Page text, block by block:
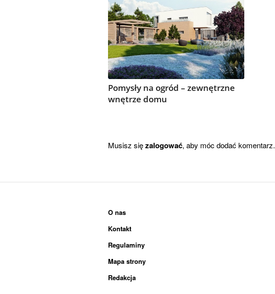
Pomysły na ogród – zewnętrzne
wnętrze domu
Musisz sięzalogować, aby móc dodać komentarz.
O nas
Kontakt
Regulaminy
Mapa strony
Redakcja